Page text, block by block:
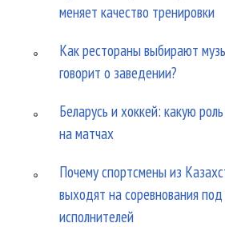
меняет качество тренировки
Как рестораны выбирают
говорит о заведении?
Беларусь и хоккей: какую
на матчах
Почему спортсмены из
выходят на соревнования
исполнителей